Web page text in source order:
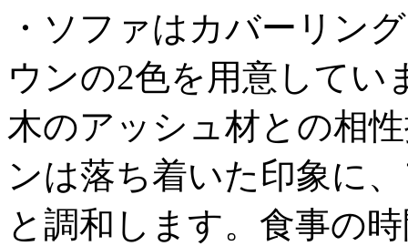
・ソファはカバーリン
ウンの2色を用意してい
木のアッシュ材との相
ンは落ち着いた印象に
と調和します。食事の